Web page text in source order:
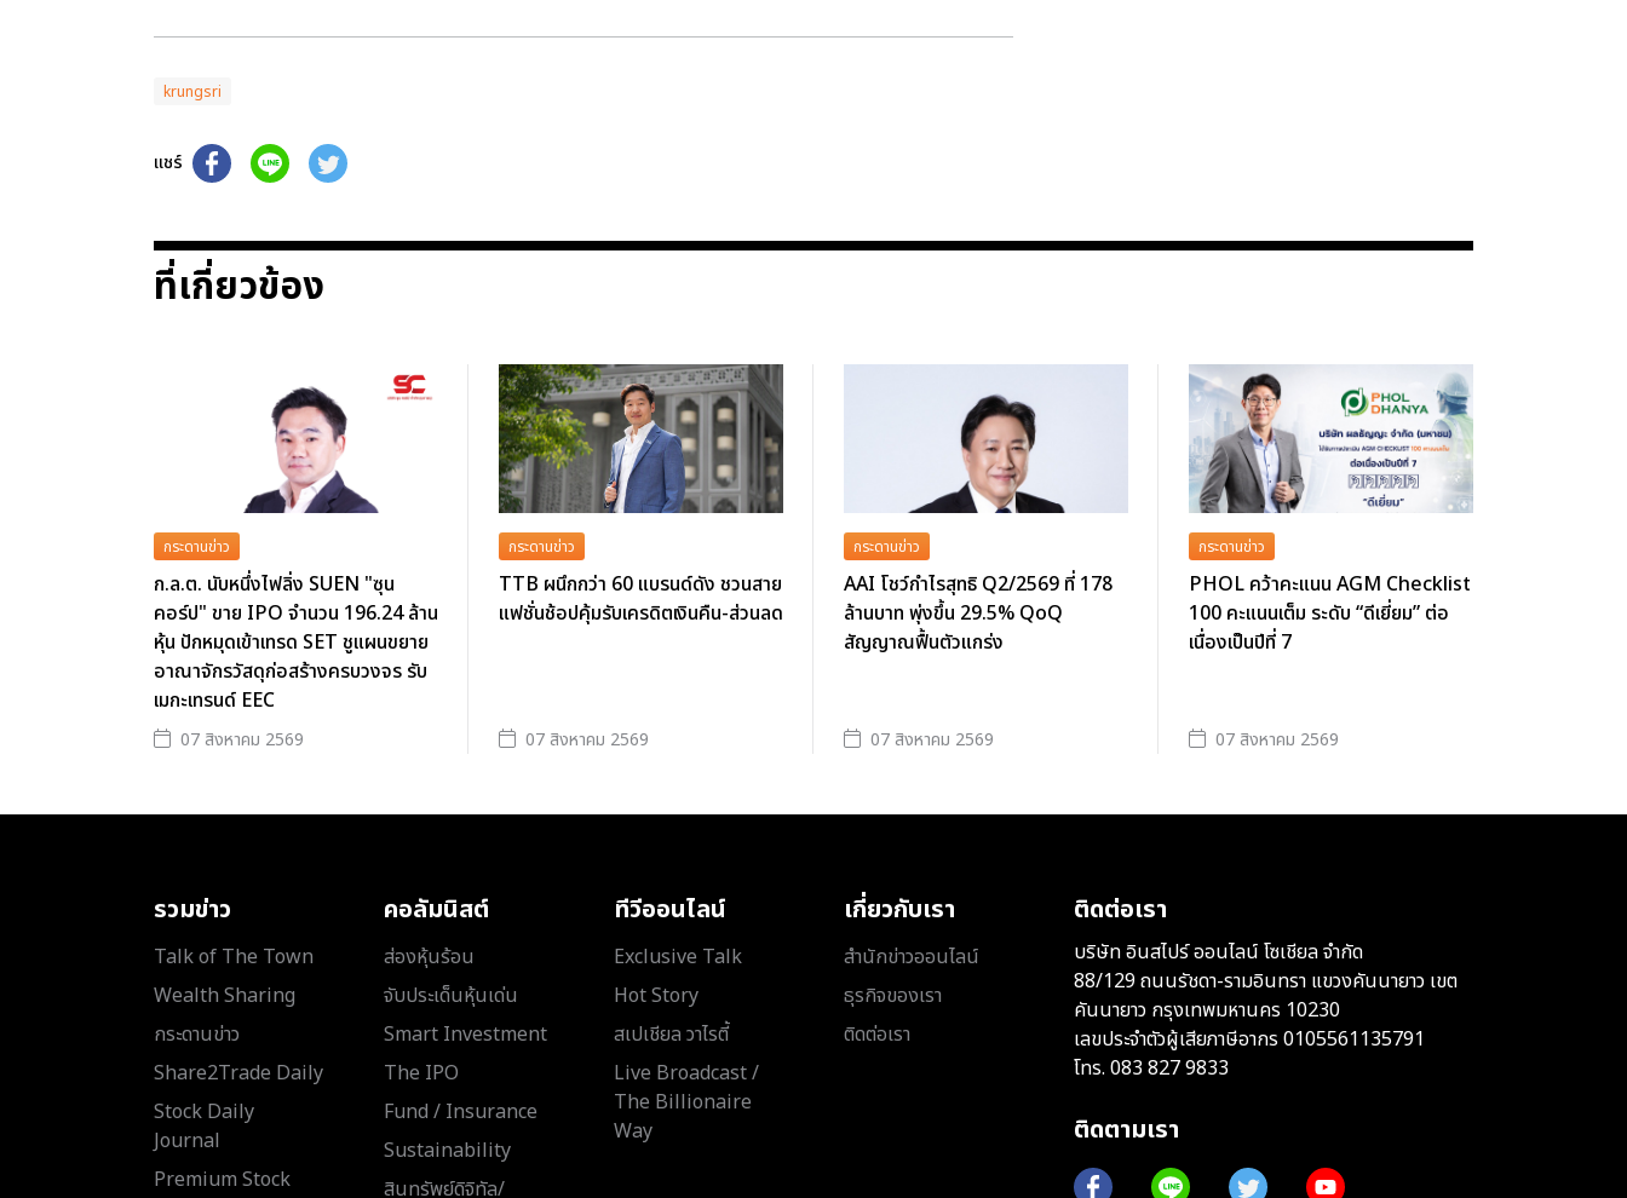
krungsri
แชร์
ที่เกี่ยวข้อง
กระดานข่าว
ก.ล.ต. นับหนึ่งไฟลิ่ง SUEN "ซุน
คอร์ป" ขาย IPO จำนวน 196.24 ล้าน
หุ้น ปักหมุดเข้าเทรด SET ชูแผนขยาย
อาณาจักรวัสดุก่อสร้างครบวงจร รับ
เมกะเทรนด์ EEC
07 สิงหาคม 2569
กระดานข่าว
TTB ผนึกกว่า 60 แบรนด์ดัง ชวนสาย
แฟชั่นช้อปคุ้มรับเครดิตเงินคืน-ส่วนลด
07 สิงหาคม 2569
กระดานข่าว
AAI โชว์กำไรสุทธิ Q2/2569 ที่ 178
ล้านบาท พุ่งขึ้น 29.5% QoQ
สัญญาณฟื้นตัวแกร่ง
07 สิงหาคม 2569
กระดานข่าว
PHOL คว้าคะแนน AGM Checklist
100 คะแนนเต็ม ระดับ “ดีเยี่ยม” ต่อ
เนื่องเป็นปีที่ 7
07 สิงหาคม 2569
รวมข่าว
Talk of The Town
Wealth Sharing
กระดานข่าว
Share2Trade Daily
Stock Daily
Journal
Premium Stock
คอลัมนิสต์
ส่องหุ้นร้อน
จับประเด็นหุ้นเด่น
Smart Investment
The IPO
Fund / Insurance
Sustainability
สินทรัพย์ดิจิทัล/
ทีวีออนไลน์
Exclusive Talk
Hot Story
สเปเชียล วาไรตี้
Live Broadcast /
The Billionaire
Way
เกี่ยวกับเรา
สำนักข่าวออนไลน์
ธุรกิจของเรา
ติดต่อเรา
ติดต่อเรา
บริษัท อินสไปร์ ออนไลน์ โซเชียล จำกัด
88/129 ถนนรัชดา-รามอินทรา แขวงคันนายาว เขต
คันนายาว กรุงเทพมหานคร 10230
เลขประจำตัวผู้เสียภาษีอากร 0105561135791
โทร. 083 827 9833
ติดตามเรา